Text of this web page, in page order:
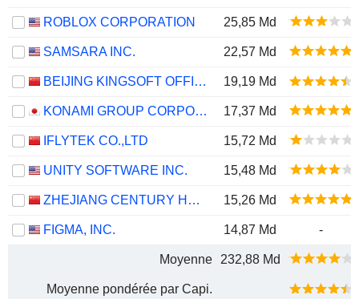
ROBLOX CORPORATION 25,85 Md
SAMSARA INC. 22,57 Md
BEIJING KINGSOFT OFFICE SOFTWARE, INC. 19,19 Md
KONAMI GROUP CORPORATION 17,37 Md
IFLYTEK CO.,LTD 15,72 Md
UNITY SOFTWARE INC. 15,48 Md
ZHEJIANG CENTURY HUATONG GROUP CO.,LTD 15,26 Md
FIGMA, INC. 14,87 Md -
Moyenne 232,88 Md
Moyenne pondérée par Capi.